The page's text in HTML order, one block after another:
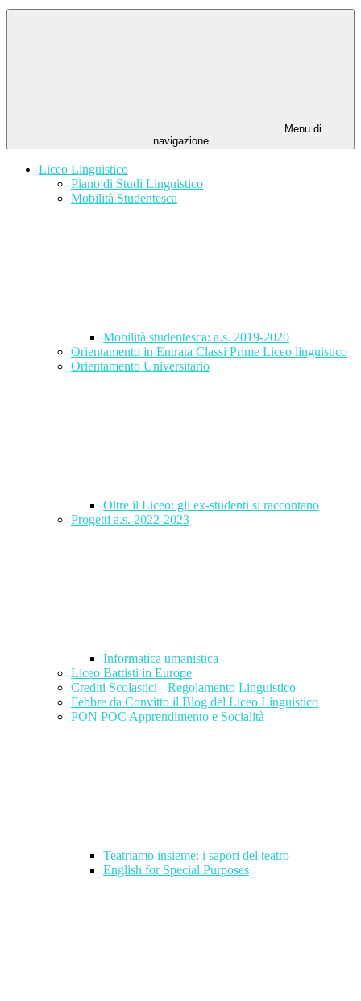
Menu di
navigazione
Liceo Linguistico
Piano di Studi Linguistico
Mobilità Studentesca
Mobilità studentesca: a.s. 2019-2020
Orientamento in Entrata Classi Prime Liceo linguistico
Orientamento Universitario
Oltre il Liceo: gli ex-studenti si raccontano
Progetti a.s. 2022-2023
Informatica umanistica
Liceo Battisti in Europe
Crediti Scolastici - Regolamento Linguistico
Febbre da Convitto il Blog del Liceo Linguistico
PON POC Apprendimento e Socialità
Teatriamo insieme: i sapori del teatro
English for Special Purposes